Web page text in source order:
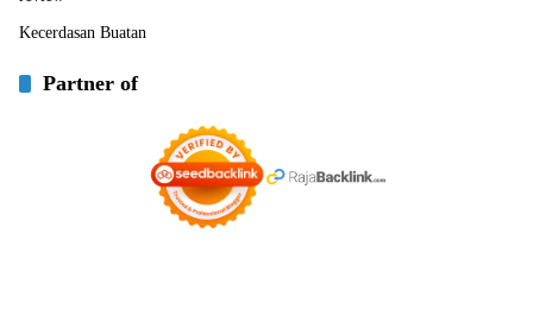
Kecerdasan Buatan
Partner of